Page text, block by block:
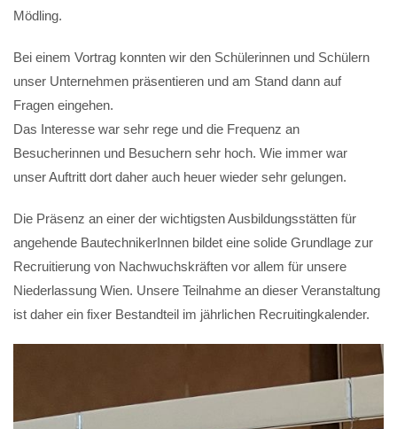
Mödling.
Bei einem Vortrag konnten wir den Schülerinnen und Schülern
unser Unternehmen präsentieren und am Stand dann auf
Fragen eingehen.
Das Interesse war sehr rege und die Frequenz an
Besucherinnen und Besuchern sehr hoch. Wie immer war
unser Auftritt dort daher auch heuer wieder sehr gelungen.
Die Präsenz an einer der wichtigsten Ausbildungsstätten für
angehende BautechnikerInnen bildet eine solide Grundlage zur
Recruitierung von Nachwuchskräften vor allem für unsere
Niederlassung Wien. Unsere Teilnahme an dieser Veranstaltung
ist daher ein fixer Bestandteil im jährlichen Recruitingkalender.